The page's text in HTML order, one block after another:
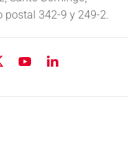
postal 342-9 y 249-2.